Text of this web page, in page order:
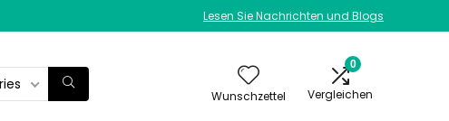
Lesen Sie Nachrichten und Blogs
Wunschzettel
0
Vergleichen